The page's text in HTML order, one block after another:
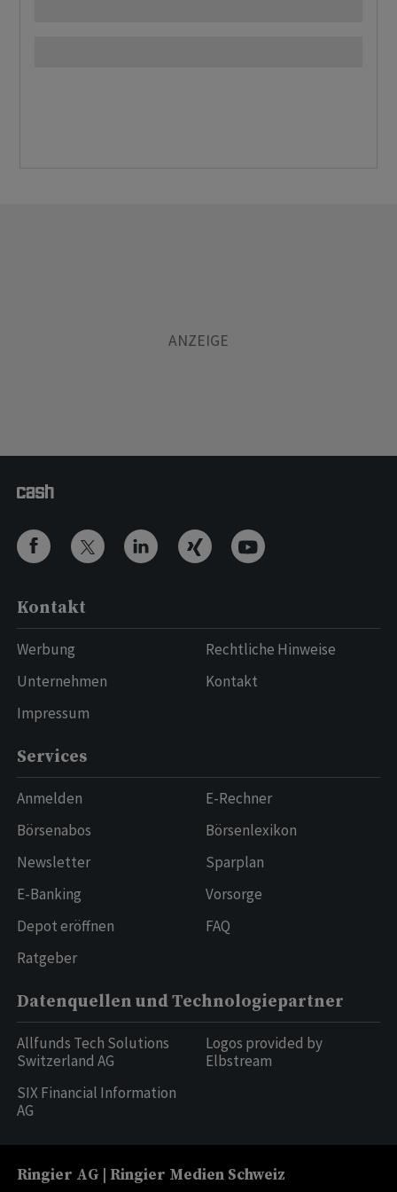
Kontakt
Werbung
Unternehmen
Impressum
Rechtliche Hinweise
Kontakt
Services
Anmelden
Börsenabos
Newsletter
E-Banking
Depot eröffnen
Ratgeber
E-Rechner
Börsenlexikon
Sparplan
Vorsorge
FAQ
Datenquellen und Technologiepartner
Allfunds Tech Solutions
Switzerland AG
SIX Financial Information
AG
Logos provided by
Elbstream
Ringier AG | Ringier Medien Schweiz